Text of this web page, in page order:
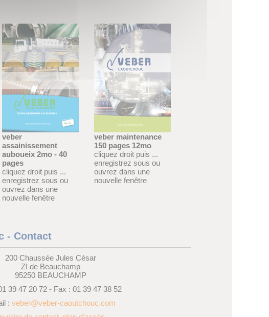
veber
assainissement
auboueix 2mo - 40
pages
cliquez droit puis ...
enregistrez sous ou
ouvrez dans une
nouvelle fenêtre
veber maintenance
150 pages 12mo
cliquez droit puis ...
enregistrez sous ou
ouvrez dans une
nouvelle fenêtre
- Contact
200 Chaussée Jules César
ZI de Beauchamp
95250 BEAUCHAMP
39 47 20 72 - Fax : 01 39 47 38 52
: veber@veber-caoutchouc.com